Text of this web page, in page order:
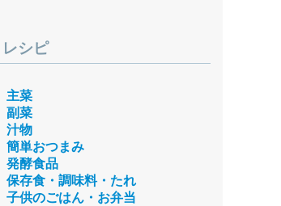
レシピ
主菜
副菜
汁物
簡単おつまみ
発酵食品
保存食・調味料・たれ
子供のごはん・お弁当